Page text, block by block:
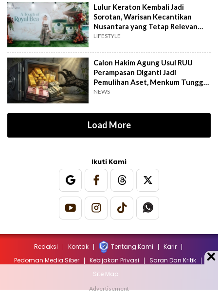
Lulur Keraton Kembali Jadi
Sorotan, Warisan Kecantikan
Nusantara yang Tetap Relevan
hingga Kini
LIFESTYLE
Calon Hakim Agung Usul RUU
Perampasan Diganti Jadi
Pemulihan Aset, Menkum Tunggu
Langkah DPR
NEWS
Load More
Ikuti Kami
Redaksi Kontak Tentang Kami
Karir
Pedoman Media Siber
Kebijakan Privasi
Saran Dan Kritik
Site Map